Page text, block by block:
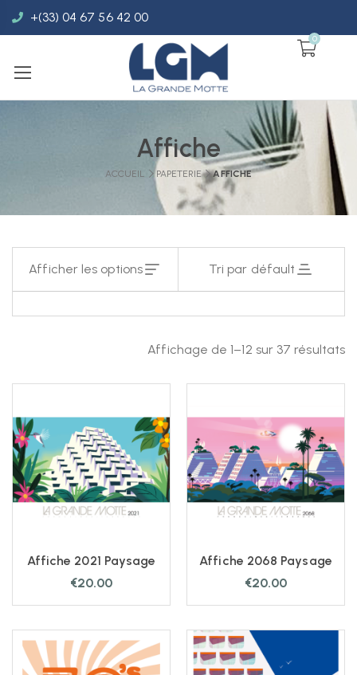
+(33) 04 67 56 42 00
0
Affiche
ACCUEIL PAPETERIE AFFICHE
Afficher les options Tri par défault
Affichage de 1–12 sur 37 résultats
Affiche 2021 Paysage
€20.00
Affiche 2068 Paysage
€20.00